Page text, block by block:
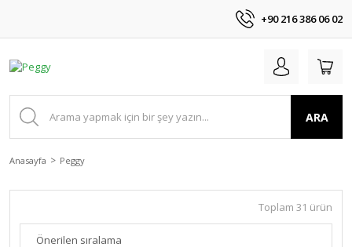
+90 216 386 06 02
ARA
Anasayfa Peggy
Toplam 31 ürün